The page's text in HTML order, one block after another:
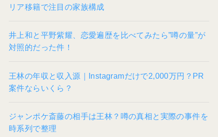
リア移籍で注目の家族構成
井上和と平野紫耀、恋愛遍歴を比べてみたら”噂の量”が
対照的だった件！
王林の年収と収入源｜Instagramだけで2,000万円？PR
案件ならいくら？
ジャンポケ斎藤の相手は王林？噂の真相と実際の事件を
時系列で整理